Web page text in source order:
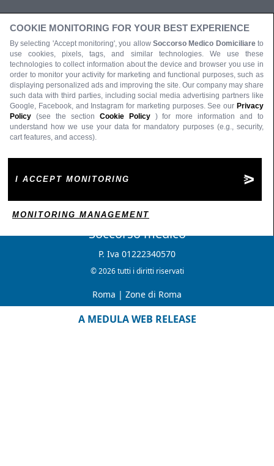
Soccorso medico
P. Iva 01222340570
© 2026 tutti i diritti riservati
Roma | Zone di Roma
A MEDULA WEB RELEASE
COOKIE MONITORING FOR YOUR BEST EXPERIENCE
By selecting 'Accept monitoring', you allow Soccorso Medico Domiciliare to
use cookies, pixels, tags, and similar technologies. We use these
technologies to collect information about the device and browser you use in
order to monitor your activity for marketing and functional purposes, such as
displaying personalized ads and improving the site. Our company may share
such data with third parties, including social media advertising partners like
Google, Facebook, and Instagram for marketing purposes. See our Privacy
Policy (see the section Cookie Policy
) for more information and to
understand how we use your data for mandatory purposes (e.g., security,
cart features, and access).
I ACCEPT MONITORING
MONITORING MANAGEMENT